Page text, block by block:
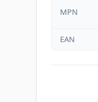
MPN
EAN